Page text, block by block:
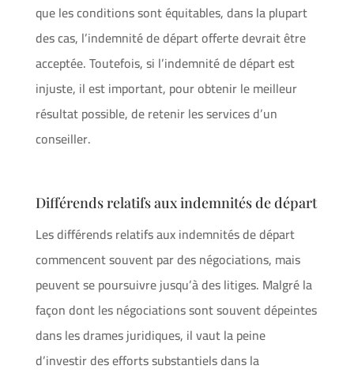
que les conditions sont équitables, dans la plupart
des cas, l’indemnité de départ offerte devrait être
acceptée. Toutefois, si l’indemnité de départ est
injuste, il est important, pour obtenir le meilleur
résultat possible, de retenir les services d’un
conseiller.
Différends relatifs aux indemnités de départ
Les différends relatifs aux indemnités de départ
commencent souvent par des négociations, mais
peuvent se poursuivre jusqu’à des litiges. Malgré la
façon dont les négociations sont souvent dépeintes
dans les drames juridiques, il vaut la peine
d’investir des efforts substantiels dans la